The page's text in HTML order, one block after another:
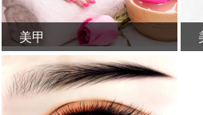
美甲